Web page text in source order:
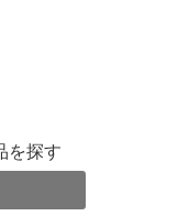
を探す